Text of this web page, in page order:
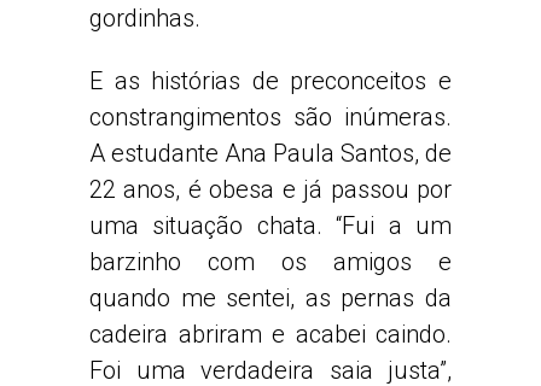
gordinhas.
E as histórias de preconceitos e
constrangimentos são inúmeras.
A estudante Ana Paula Santos, de
22 anos, é obesa e já passou por
uma situação chata. “Fui a um
barzinho com os amigos e
quando me sentei, as pernas da
cadeira abriram e acabei caindo.
Foi uma verdadeira saia justa”,